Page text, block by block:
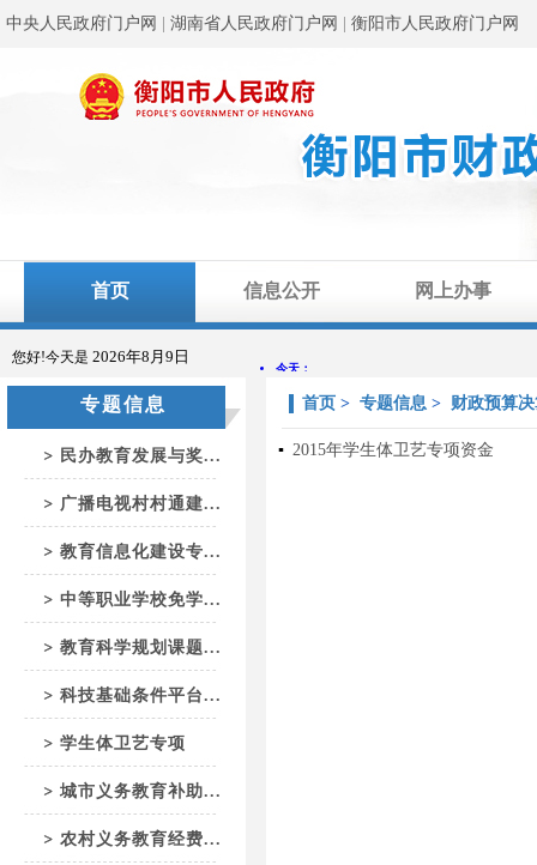
中央人民政府门户网 湖南省人民政府门户网 衡阳市人民政府门户网
首页 信息公开 网上办事
您好!今天是 2026年8月9日
专题信息
民办教育发展与奖...
广播电视村村通建...
教育信息化建设专...
中等职业学校免学...
教育科学规划课题...
科技基础条件平台...
学生体卫艺专项
城市义务教育补助...
农村义务教育经费...
首页 > 专题信息 > 财政预算
▪ 2015年学生体卫艺专项资金